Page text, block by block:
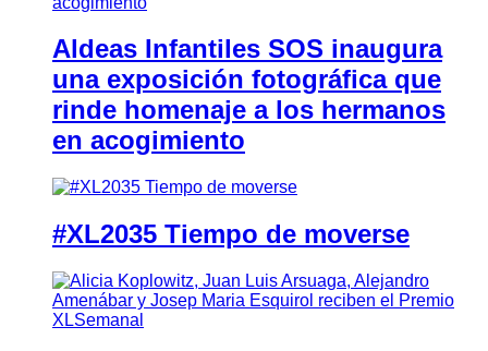
Aldeas Infantiles SOS inaugura
una exposición fotográfica que
rinde homenaje a los hermanos
en acogimiento
#XL2035 Tiempo de moverse